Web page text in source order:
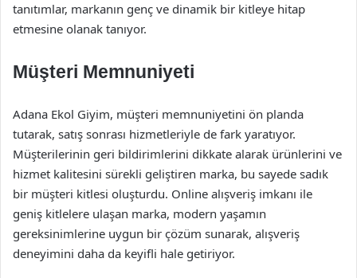
tanıtımlar, markanın genç ve dinamik bir kitleye hitap
etmesine olanak tanıyor.
Müşteri Memnuniyeti
Adana Ekol Giyim, müşteri memnuniyetini ön planda
tutarak, satış sonrası hizmetleriyle de fark yaratıyor.
Müşterilerinin geri bildirimlerini dikkate alarak ürünlerini ve
hizmet kalitesini sürekli geliştiren marka, bu sayede sadık
bir müşteri kitlesi oluşturdu. Online alışveriş imkanı ile
geniş kitlelere ulaşan marka, modern yaşamın
gereksinimlerine uygun bir çözüm sunarak, alışveriş
deneyimini daha da keyifli hale getiriyor.